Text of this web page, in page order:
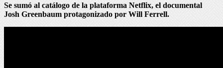
Se sumó al catálogo de la plataforma Netflix, el documental
Josh Greenbaum protagonizado por Will Ferrell.